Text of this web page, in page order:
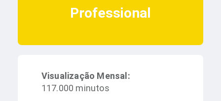
Professional
Visualização Mensal:
117.000 minutos